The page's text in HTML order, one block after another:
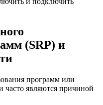
(SRP) и
программ или
часто являются причиной